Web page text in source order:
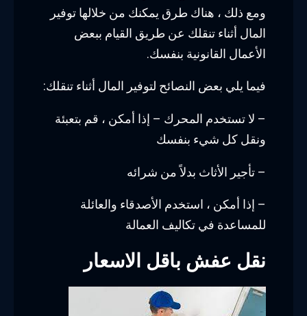
ومع ذلك ، هناك طرق يمكنك من خلالها توفير
المال أثناء تنقلك عن طريق القيام ببعض
الأعمال القانونية بنفسك.
فيما يلي بعض النصائح لتوفير المال أثناء تنقلك:
– لا تستخدم المحرك – إذا أمكن ، قم بتعبئة
ونقل كل شيء بنفسك
– تأجير الأثاث بدلاً من شرائه
– إذا أمكن ، استخدم الأصدقاء والعائلة
للمساعدة في تكاليف العمالة
نقل عفش باقل الاسعار